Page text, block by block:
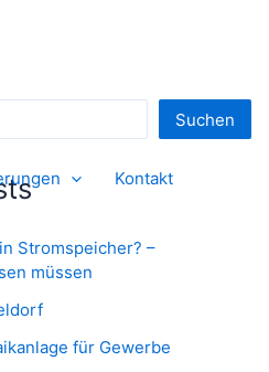
Kontakt
Suchen
Stromspeicher? –
müssen
für Gewerbe